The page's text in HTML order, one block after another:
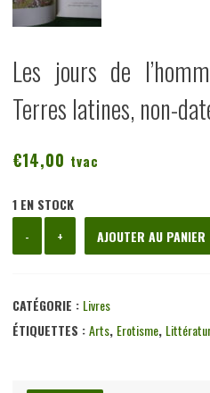
Les jours de
Terres latines, non-
€14,00 tvac
1 EN STOCK
-
de
jours
de
+ AJOUTER AU PANIER
CATÉGORIE : Livres
ÉTIQUETTES :Arts, Erotisme,